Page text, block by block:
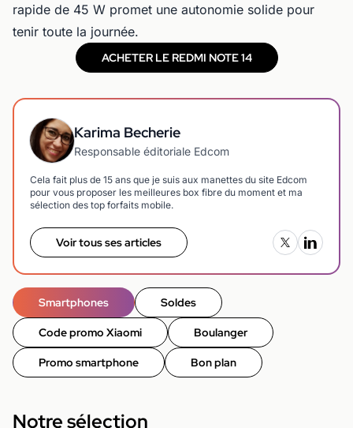
rapide de 45 W promet une autonomie solide pour
tenir toute la journée.
ACHETER LE REDMI NOTE 14
Karima Becherie
Responsable éditoriale Edcom
Cela fait plus de 15 ans que je suis aux manettes du site Edcom
pour vous proposer les meilleures box fibre du moment et ma
sélection des top forfaits mobile.
Voir tous ses articles
Smartphones Soldes
Code promo Xiaomi Boulanger
Promo smartphone Bon plan
Notre sélection